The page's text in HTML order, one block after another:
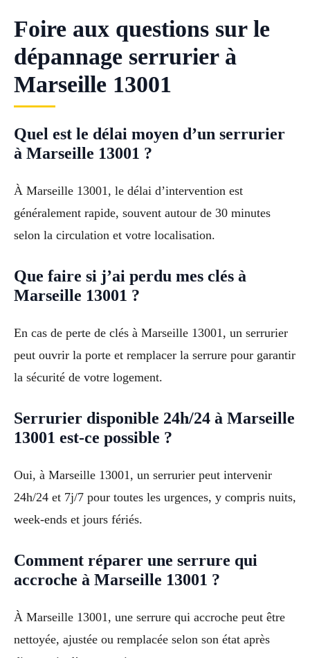
Foire aux questions sur le
dépannage serrurier à
Marseille 13001
Quel est le délai moyen d’un serrurier
à Marseille 13001 ?
À Marseille 13001, le délai d’intervention est
généralement rapide, souvent autour de 30 minutes
selon la circulation et votre localisation.
Que faire si j’ai perdu mes clés à
Marseille 13001 ?
En cas de perte de clés à Marseille 13001, un serrurier
peut ouvrir la porte et remplacer la serrure pour garantir
la sécurité de votre logement.
Serrurier disponible 24h/24 à Marseille
13001 est-ce possible ?
Oui, à Marseille 13001, un serrurier peut intervenir
24h/24 et 7j/7 pour toutes les urgences, y compris nuits,
week-ends et jours fériés.
Comment réparer une serrure qui
accroche à Marseille 13001 ?
À Marseille 13001, une serrure qui accroche peut être
nettoyée, ajustée ou remplacée selon son état après